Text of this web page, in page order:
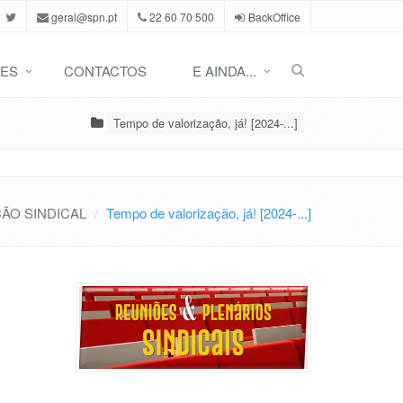
geral@spn.pt 22 60 70 500 BackOffice
CONTACTOS E AINDA...
Tempo de valorização, já! [2024-...]
SINDICAL Tempo de valorização, já! [2024-...]